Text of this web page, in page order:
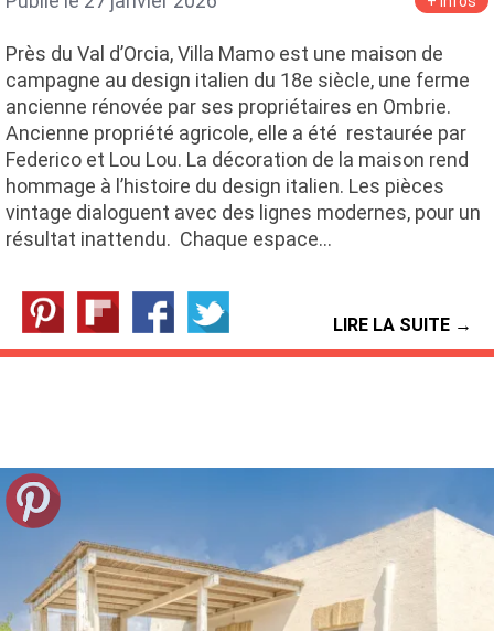
Près du Val d’Orcia, Villa Mamo est une maison de
campagne au design italien du 18e siècle, une ferme
ancienne rénovée par ses propriétaires en Ombrie.
Ancienne propriété agricole, elle a été restaurée par
Federico et Lou Lou. La décoration de la maison rend
hommage à l’histoire du design italien. Les pièces
vintage dialoguent avec des lignes modernes, pour un
résultat inattendu. Chaque espace…
LIRE LA SUITE →